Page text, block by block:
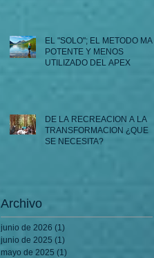
EL "SOLO"; EL METODO MAS
POTENTE Y MENOS
UTILIZADO DEL APEX
DE LA RECREACION A LA
TRANSFORMACION ¿QUE
SE NECESITA?
Archivo
junio de 2026 (1)
junio de 2025 (1)
mayo de 2025 (1)